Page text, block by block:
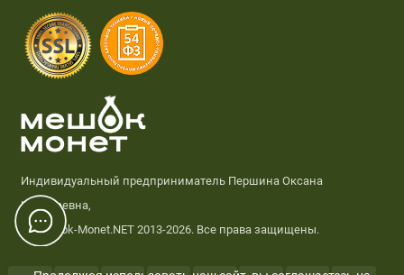
Индивидуальный предприниматель Першина Оксана
Николаевна,
© Meshok-Monet.NET 2013-2026. Все права защищены.